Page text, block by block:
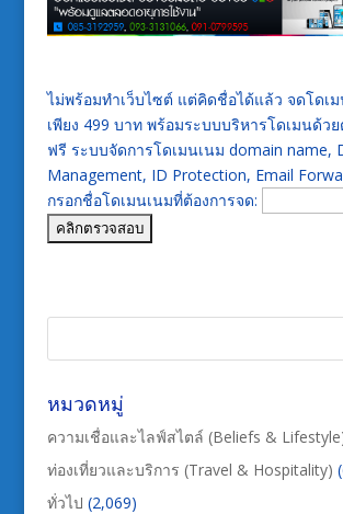
ไม่พร้อมทำเว็บไซต์ แต่คิดชื่อได้แล้ว จดโดเ
เพียง 499 บาท พร้อมระบบบริหารโดเมนด้ว
ฟรี ระบบจัดการโดเมนเนม domain name,
Management, ID Protection, Email
กรอกชื่อโดเมนเนมที่ต้องการจด:
หมวดหมู่
ความเชื่อและไลฟ์สไตล์ (Beliefs &
ท่องเที่ยวและบริการ (Travel & Hospitality)
ทั่วไป (2,069)